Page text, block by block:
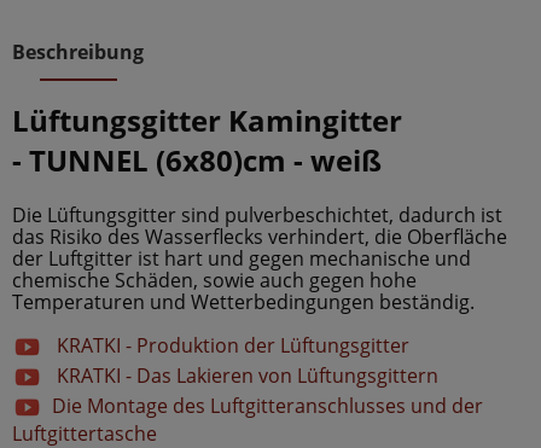
Beschreibung
Lüftungsgitter Kamingitter
- TUNNEL (6x80)cm - weiß
Die Lüftungsgitter sind pulverbeschichtet, dadurch ist
das Risiko des Wasserflecks verhindert, die Oberfläche
der Luftgitter ist hart und gegen mechanische und
chemische Schäden, sowie auch gegen hohe
Temperaturen und Wetterbedingungen beständig.
KRATKI - Produktion der Lüftungsgitter
KRATKI - Das Lakieren von Lüftungsgittern
Die Montage des Luftgitteranschlusses und der
Luftgittertasche